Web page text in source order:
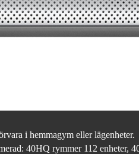
i hemmagym eller lägenheter.
40HQ rymmer 112 enheter,